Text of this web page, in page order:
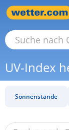
UV-Index
Sonnenstände